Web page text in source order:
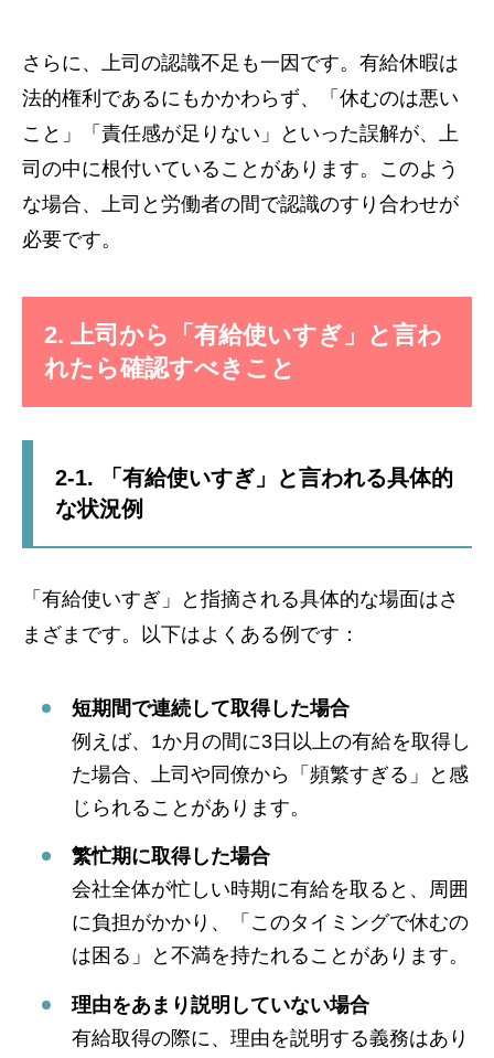
さらに、上司の認識不足も一因です。有給休暇は
法的権利であるにもかかわらず、「休むのは悪い
こと」「責任感が足りない」といった誤解が、上
司の中に根付いていることがあります。このよう
な場合、上司と労働者の間で認識のすり合わせが
必要です。
2. 上司から「有給使いすぎ」と言わ
れたら確認すべきこと
2-1. 「有給使いすぎ」と言われる具体的
な状況例
「有給使いすぎ」と指摘される具体的な場面はさ
まざまです。以下はよくある例です：
短期間で連続して取得した場合
例えば、1か月の間に3日以上の有給を取得し
た場合、上司や同僚から「頻繁すぎる」と感
じられることがあります。
繁忙期に取得した場合
会社全体が忙しい時期に有給を取ると、周囲
に負担がかかり、「このタイミングで休むの
は困る」と不満を持たれることがあります。
理由をあまり説明していない場合
有給取得の際に、理由を説明する義務はあり